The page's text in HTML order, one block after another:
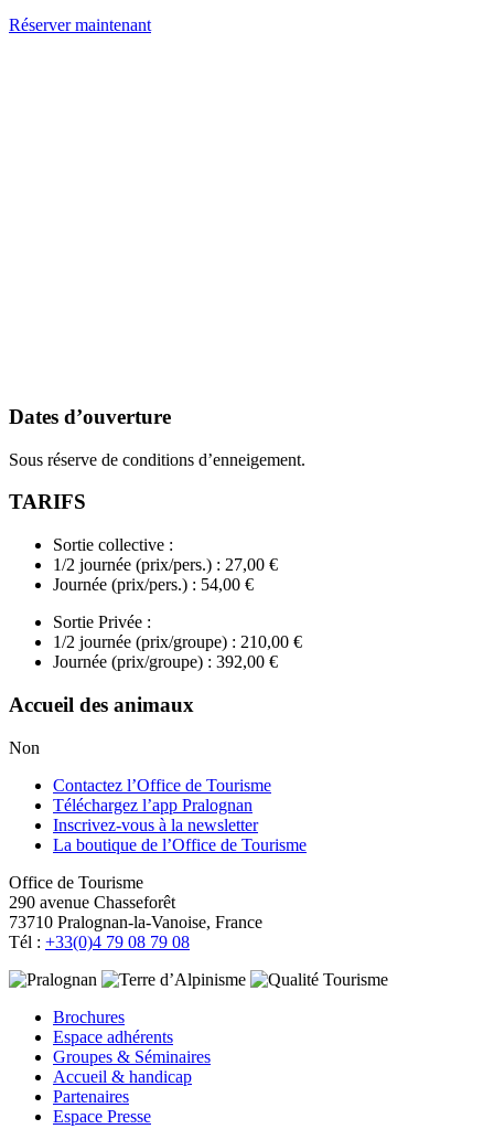
Réserver maintenant
Dates d’ouverture
Sous réserve de conditions d’enneigement.
TARIFS
Sortie collective :
1/2 journée (prix/pers.) : 27,00 €
Journée (prix/pers.) : 54,00 €
Sortie Privée :
1/2 journée (prix/groupe) : 210,00 €
Journée (prix/groupe) : 392,00 €
Accueil des animaux
Non
Contactez l’Office de Tourisme
Téléchargez l’app Pralognan
Inscrivez-vous à la newsletter
La boutique de l’Office de Tourisme
Office de Tourisme
290 avenue Chasseforêt
73710 Pralognan-la-Vanoise, France
Tél : +33(0)4 79 08 79 08
Brochures
Espace adhérents
Groupes & Séminaires
Accueil & handicap
Partenaires
Espace Presse